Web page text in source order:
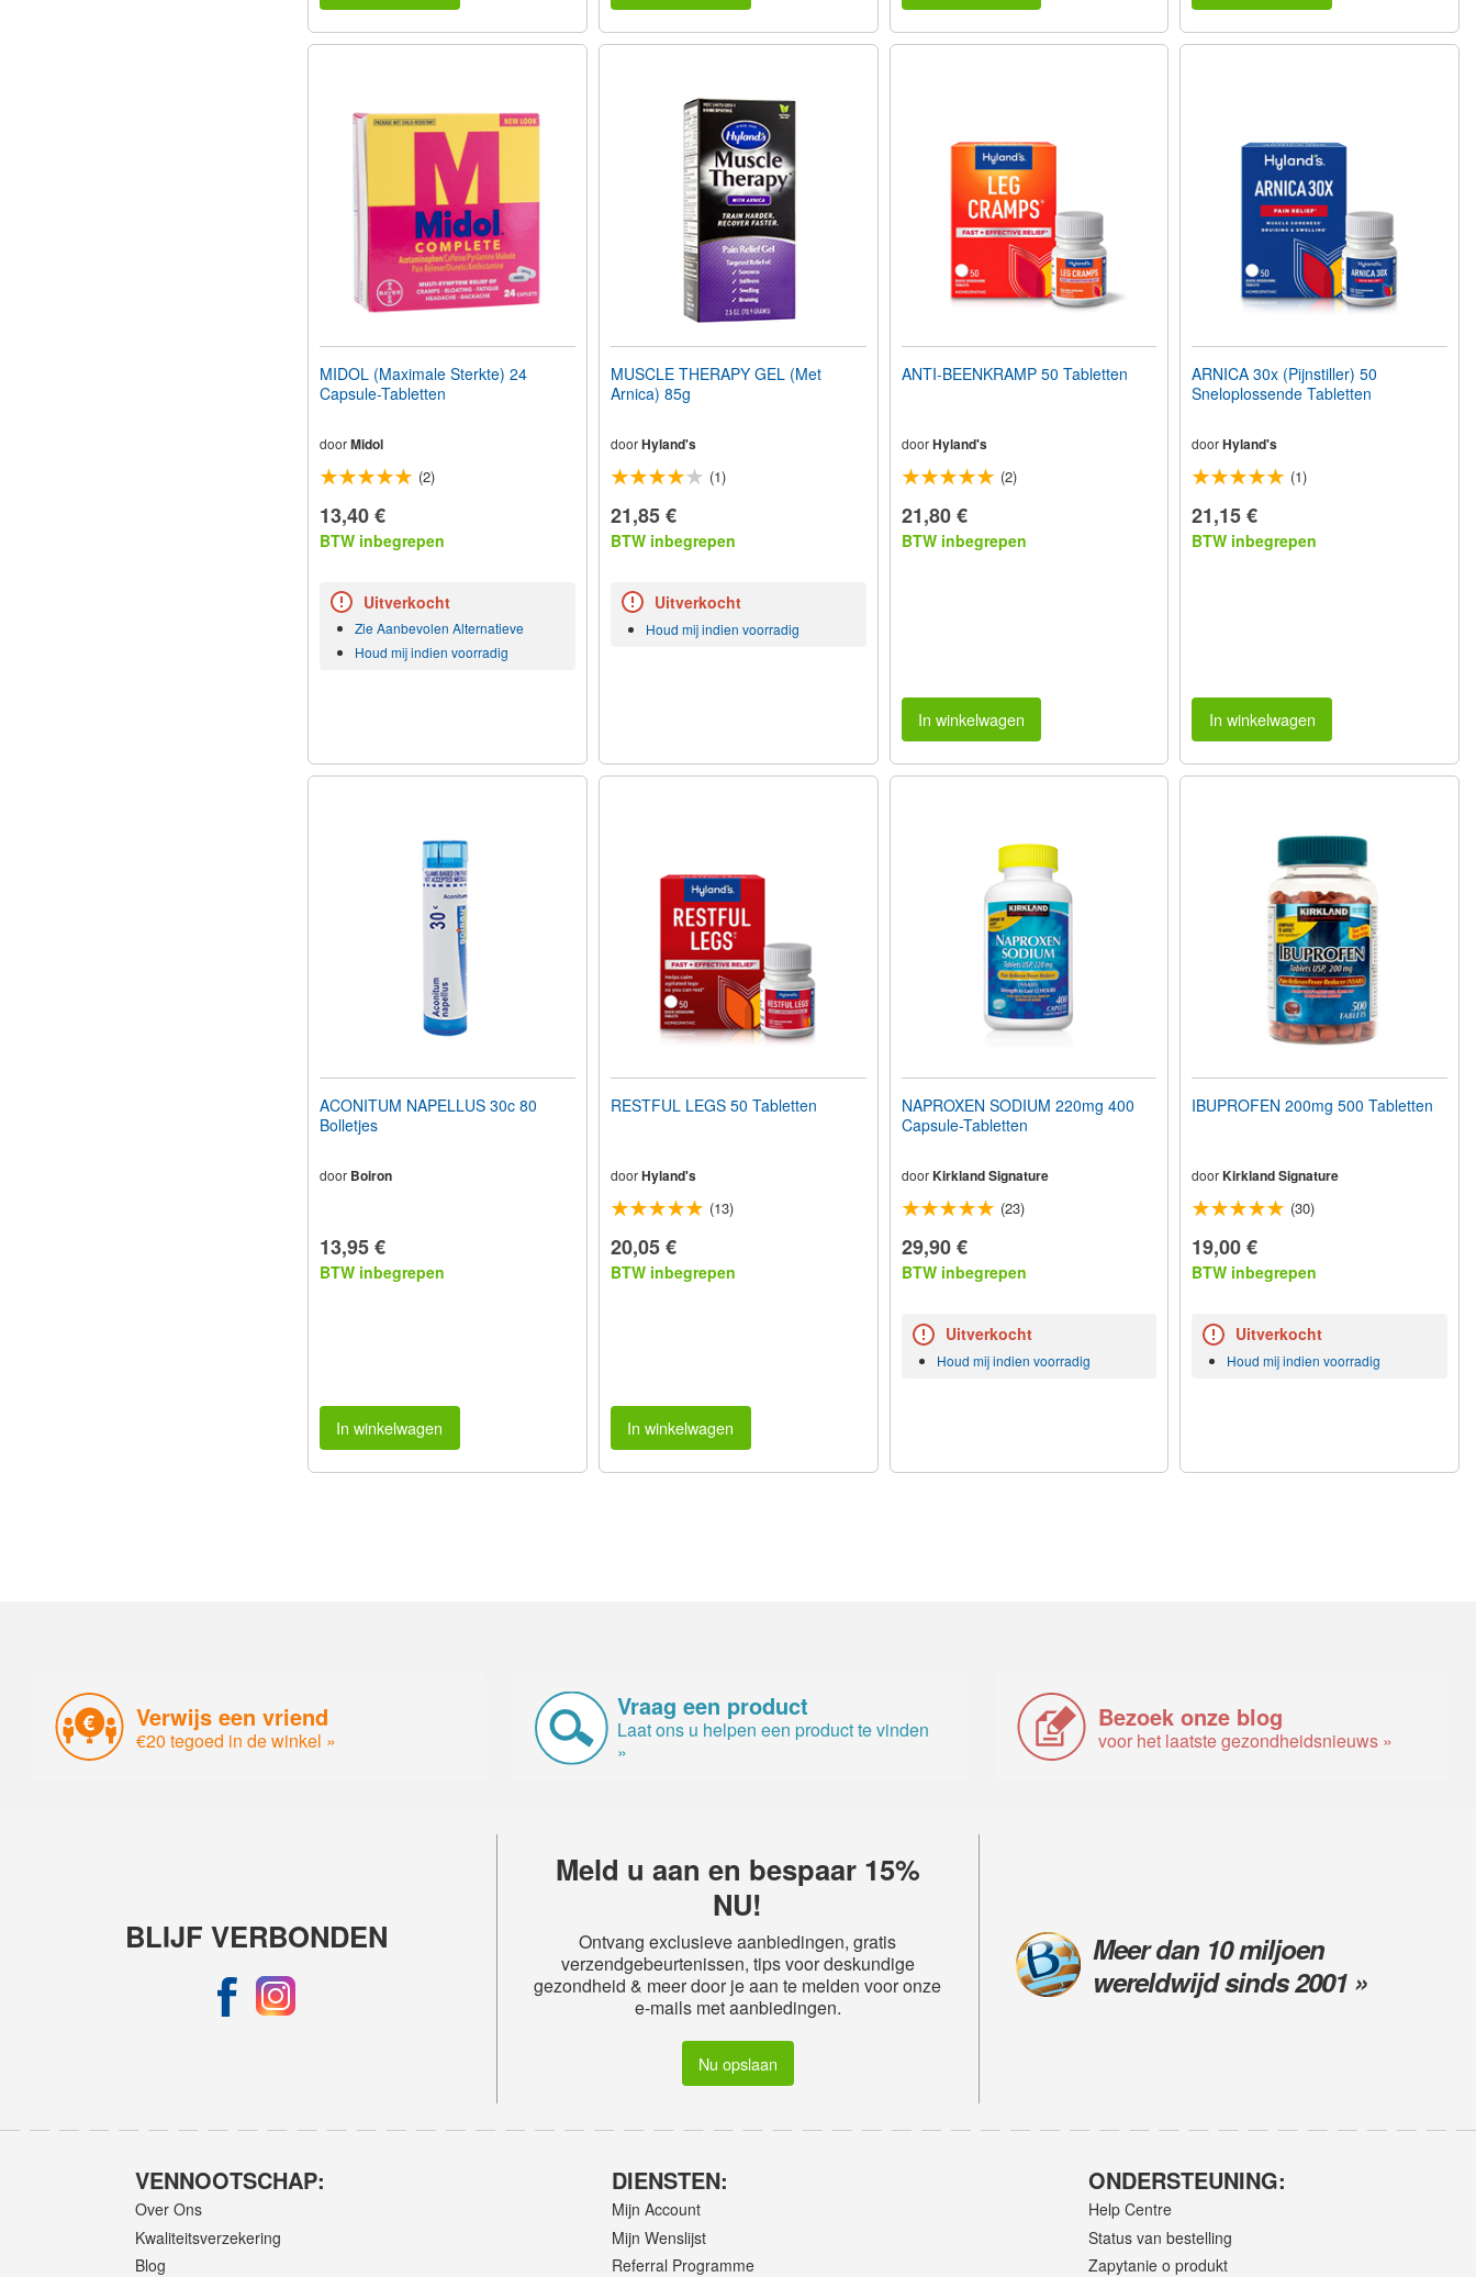
MIDOL (Maximale Sterkte) 24
Capsule-Tabletten
doorMidol
(2)
13,40 €
BTW inbegrepen
Uitverkocht
Zie Aanbevolen Alternatieve
Houd mij indien voorradig
MUSCLE THERAPY GEL (Met
Arnica) 85g
doorHyland's
(1)
21,85 €
BTW inbegrepen
Uitverkocht
Houd mij indien voorradig
ANTI-BEENKRAMP 50 Tabletten
door Hyland's
(2)
21,80 €
BTW inbegrepen
In winkelwagen
ARNICA 30x (Pijnstiller) 50
Sneloplossende Tabletten
doorHyland's
(1)
21,15 €
BTW inbegrepen
In winkelwagen
ACONITUM NAPELLUS 30c 80
Bolletjes
door Boiron
13,95 €
BTW inbegrepen
In winkelwagen
RESTFUL LEGS 50 Tabletten
doorHyland's
(13)
20,05 €
BTW inbegrepen
In winkelwagen
NAPROXEN SODIUM 220mg 400
Capsule-Tabletten
door Kirkland Signature
(23)
29,90 €
BTW inbegrepen
Uitverkocht
Houd mij indien voorradig
IBUPROFEN 200mg 500 Tabletten
doorKirkland Signature
(30)
19,00 €
BTW inbegrepen
Uitverkocht
Houd mij indien voorradig
Verwijs een vriend
€20 tegoed in de winkel »
Vraag een product
Laat ons u helpen een product te vinden
»
Bezoek onze blog
voor het laatste gezondheidsnieuws »
BLIJF VERBONDEN
Meld u aan en bespaar 15%
NU!
Ontvang exclusieve aanbiedingen, gratis
verzendgebeurtenissen, tips voor deskundige
gezondheid & meer door je aan te melden voor onze
e-mails met aanbiedingen.
Nu opslaan
Meer dan 10 miljoen
wereldwijd sinds 2001 »
VENNOOTSCHAP:
Over Ons
Kwaliteitsverzekering
Blog
DIENSTEN:
Mijn Account
Mijn Wenslijst
Referral Programme
ONDERSTEUNING:
Help Centre
Status van bestelling
Zapytanie o produkt